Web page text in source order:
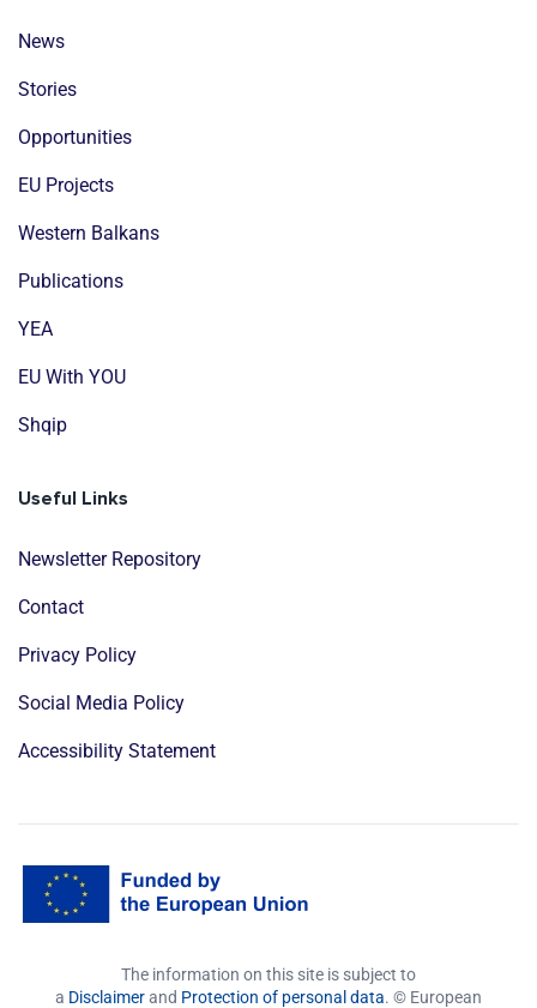
News
Stories
Opportunities
EU Projects
Western Balkans
Publications
YEA
EU With YOU
Shqip
Useful Links
Newsletter Repository
Contact
Privacy Policy
Social Media Policy
Accessibility Statement
The information on this site is subject to
a Disclaimerand Protection of personal data. © European